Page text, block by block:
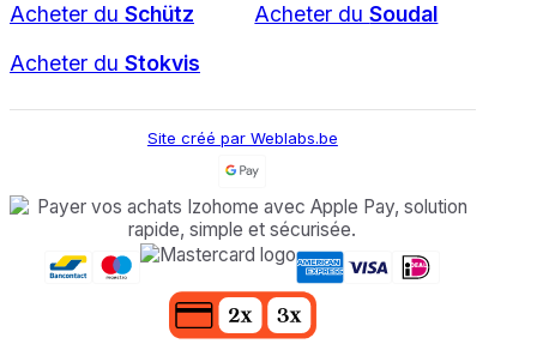
Acheter du Schütz Acheter duSoudal
Acheter du Stokvis
Site créé par Weblabs.be